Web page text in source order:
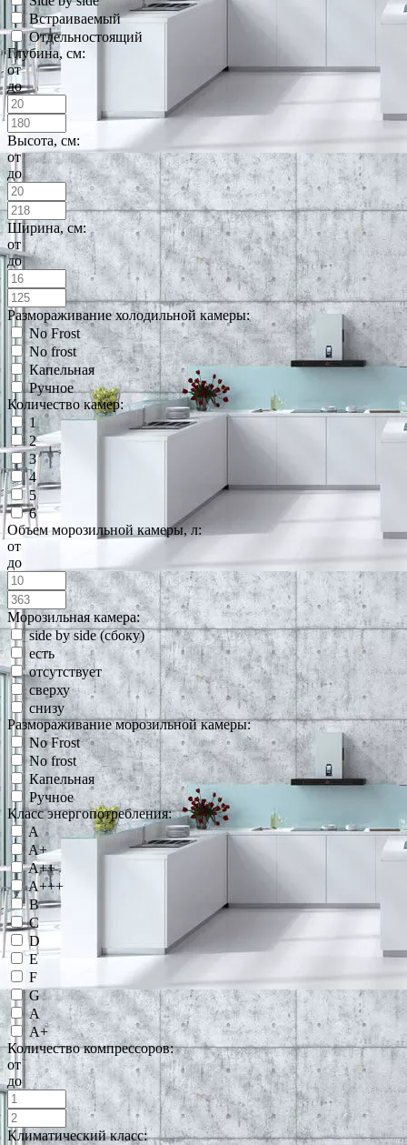
Встраиваемый
Отдельностоящий
Глубина, см:
от
до
Высота, см:
от
до
Ширина, см:
от
до
Размораживание холодильной камеры:
No Frost
No frost
Капельная
Ручное
Количество камер:
1
2
3
4
5
6
Объем морозильной камеры, л:
от
до
Морозильная камера:
side by side (сбоку)
есть
отсутствует
сверху
снизу
Размораживание морозильной камеры:
No Frost
No frost
Капельная
Ручное
Класс энергопотребления:
A
A+
A++
A+++
B
C
D
E
F
G
А
А+
Количество компрессоров:
от
до
Климатический класс: